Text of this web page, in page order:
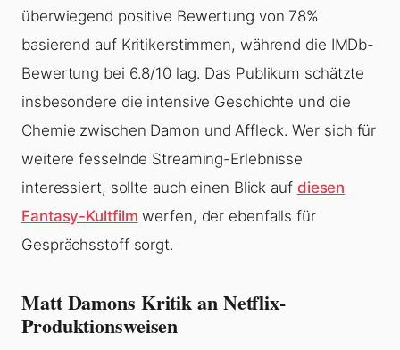
überwiegend positive Bewertung von 78%
basierend auf Kritikerstimmen, während die IMDb-
Bewertung bei 6.8/10 lag. Das Publikum schätzte
insbesondere die intensive Geschichte und die
Chemie zwischen Damon und Affleck. Wer sich für
weitere fesselnde Streaming-Erlebnisse
interessiert, sollte auch einen Blick auf diesen
Fantasy-Kultfilm werfen, der ebenfalls für
Gesprächsstoff sorgt.
Matt Damons Kritik an Netflix-
Produktionsweisen